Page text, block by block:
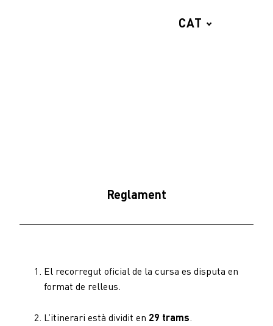
CAT
Reglament
El recorregut oficial de la cursa es disputa en
format de relleus.
L’itinerari està dividit en 29 trams.